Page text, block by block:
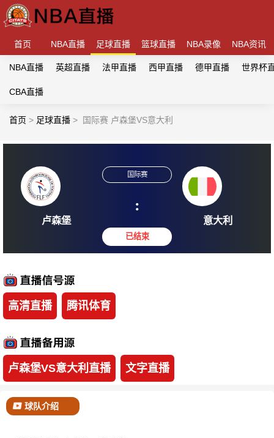
首页 NBA直播 足球直播 篮球直播 NBA录像 NBA资讯
NBA直播 英超直播 法甲直播 西甲直播 德甲直播 世界杯
CBA直播
首页 > 足球直播 > 国际赛 卢森堡VS意大利
:
高清直播 腾讯体育
卢森堡VS意大利直播 文字直播
球队介绍